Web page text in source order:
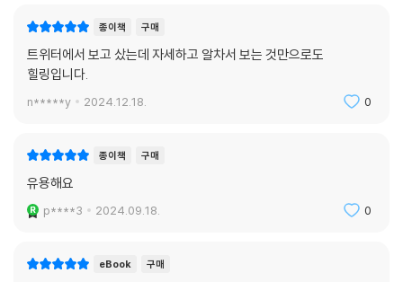
종이책 구매
트위터에서 보고 샀는데 자세하고 알차서 보는 것만으로도
힐링입니다.
n*****y 2024.12.18. 0
종이책 구매
유용해요
p****3 2024.09.18. 0
eBook 구매